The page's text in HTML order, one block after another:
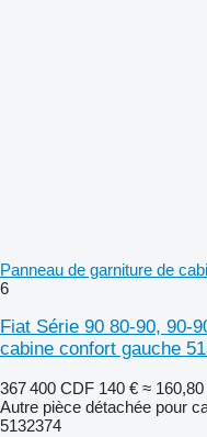
Panneau de garniture de
6
Fiat Série 90 80-90, 90-
cabine confort gauche
367 400 CDF 140 € ≈
Autre pièce détachée pour
5132374